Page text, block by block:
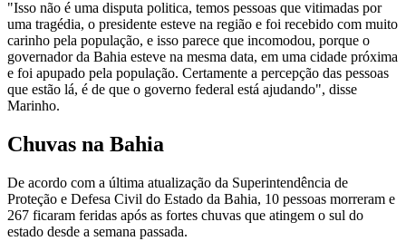
"Isso não é uma disputa politica, temos pessoas que vitimadas por
uma tragédia, o presidente esteve na região e foi recebido com muito
carinho pela população, e isso parece que incomodou, porque o
governador da Bahia esteve na mesma data, em uma cidade próxima
e foi apupado pela população. Certamente a percepção das pessoas
que estão lá, é de que o governo federal está ajudando", disse
Marinho.
Chuvas na Bahia
De acordo com a última atualização da Superintendência de
Proteção e Defesa Civil do Estado da Bahia, 10 pessoas morreram e
267 ficaram feridas após as fortes chuvas que atingem o sul do
estado desde a semana passada.